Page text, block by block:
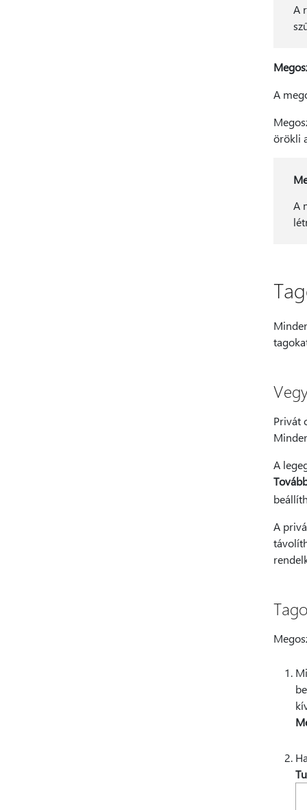
A
A
örökli
A
Privát
A
A